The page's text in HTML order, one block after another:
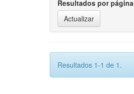
Resultados por página
Resultados 1-1 de 1.